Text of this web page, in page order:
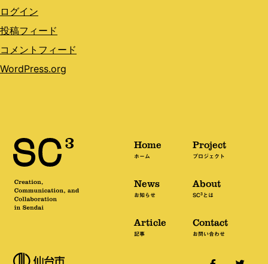
ログイン
投稿フィード
コメントフィード
WordPress.org
Home
ホーム
News
お知らせ
Article
記事
Project
プロジェクト
About
SC3とは
Contact
お問い合わせ